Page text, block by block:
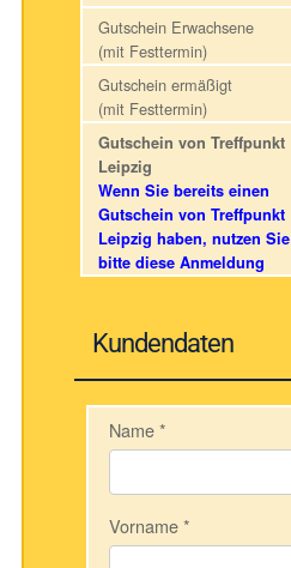
Gutschein Erwachsene
(mit Festtermin)
Gutschein ermäßigt
(mit Festtermin)
Gutschein von Treffpunkt
Leipzig
Wenn Sie bereits einen
Gutschein von Treffpunkt
Leipzig haben, nutzen Sie
bitte diese Anmeldung
Kundendaten
Name*
Vorname*